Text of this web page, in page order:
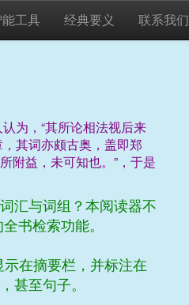
工具 经典要义 联系我们
为，“其所论相法视后来
其词亦颇古奥，盖即郑
附益，未可知也。”，于是
汇与词组？本阅读器不
书检索功能。
示在摘要栏，并标注在
甚至句子。